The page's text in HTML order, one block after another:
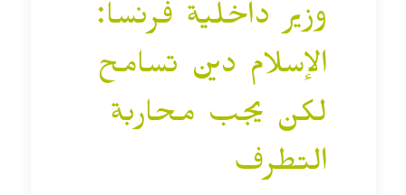
وزير داخلية فرنسا:
الإسلام دين تسامح
لكن يجب محاربة
التطرف